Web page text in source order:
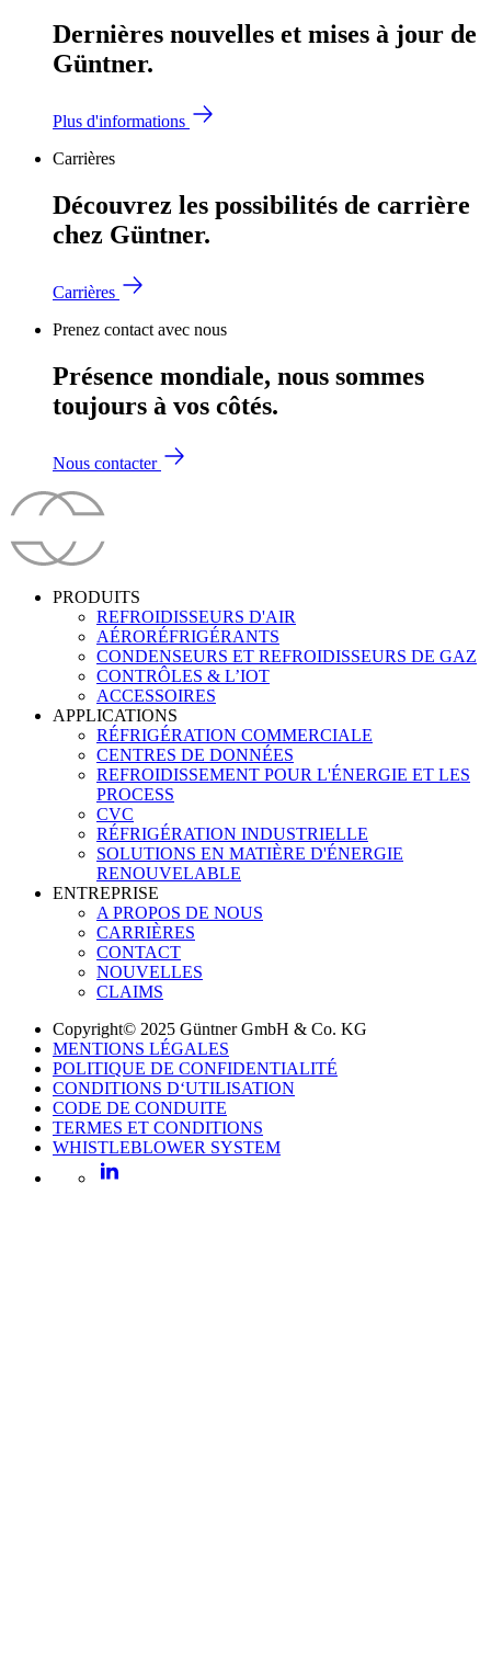
Dernières nouvelles et mises à jour de
Güntner.
Plus d'informations
Carrières
Découvrez les possibilités de carrière
chez Güntner.
Carrières
Prenez contact avec nous
Présence mondiale, nous sommes
toujours à vos côtés.
Nous contacter
PRODUITS
REFROIDISSEURS D'AIR
AÉRORÉFRIGÉRANTS
CONDENSEURS ET REFROIDISSEURS DE GAZ
CONTRÔLES & L’IOT
ACCESSOIRES
APPLICATIONS
RÉFRIGÉRATION COMMERCIALE
CENTRES DE DONNÉES
REFROIDISSEMENT POUR L'ÉNERGIE ET LES
PROCESS
CVC
RÉFRIGÉRATION INDUSTRIELLE
SOLUTIONS EN MATIÈRE D'ÉNERGIE
RENOUVELABLE
ENTREPRISE
A PROPOS DE NOUS
CARRIÈRES
CONTACT
NOUVELLES
CLAIMS
Copyright© 2025 Güntner GmbH & Co. KG
MENTIONS LÉGALES
POLITIQUE DE CONFIDENTIALITÉ
CONDITIONS D‘UTILISATION
CODE DE CONDUITE
TERMES ET CONDITIONS
WHISTLEBLOWER SYSTEM